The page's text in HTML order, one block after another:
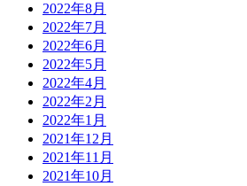
2022年8月
2022年7月
2022年6月
2022年5月
2022年4月
2022年2月
2022年1月
2021年12月
2021年11月
2021年10月